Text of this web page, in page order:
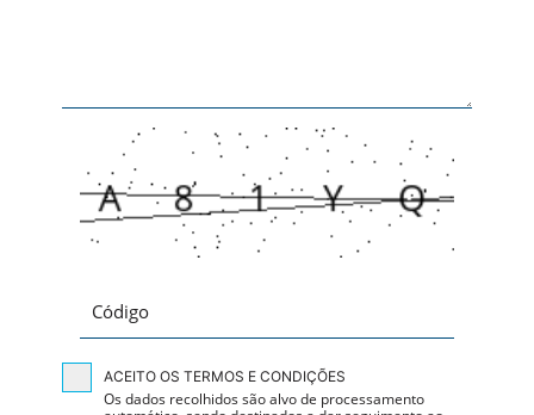
ACEITO OS TERMOS E CONDIÇÕES
Os dados recolhidos são alvo de processamento